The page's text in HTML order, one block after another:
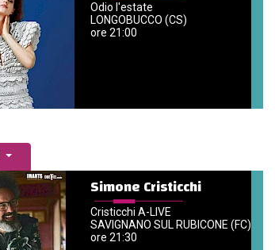
Odio l'estate
LONGOBUCCO (CS)
ore 21:00
Simone Cristicchi
Cristicchi A-LIVE
SAVIGNANO SUL RUBICONE (FC)
ore 21:30